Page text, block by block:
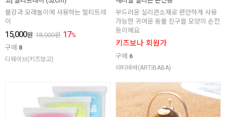
물감과 모래놀이에 사용하는 멀티트레
이
15,000원 18,000원 17%
구매 8
디웨이브(키즈망고)
부드러운 실리콘소재로 편안하게 사용
가능한 귀여운 동물 친구들 모양의 손전
등이에요
키즈보나 회원가
구매 6
아티바바(ARTIBABA)